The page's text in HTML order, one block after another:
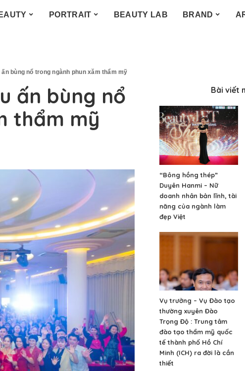
PORTRAIT BEAUTY LAB BRAND
bùng nổ trong ngành phun xăm thẩm mỹ
ấn bùng nổ
thẩm mỹ
Bài viết
“Bông hồng thép”
Duyên Hanmi – Nữ
doanh nhân bản lĩnh, tài
năng của ngành làm
đẹp Việt
Vụ trưởng – Vụ Đào tạo
thường xuyên Đào
Trọng Độ : Trung tâm
đào tạo thẩm mỹ quốc
tế thành phố Hồ Chí
Minh (ICH) ra đời là cần
thiết